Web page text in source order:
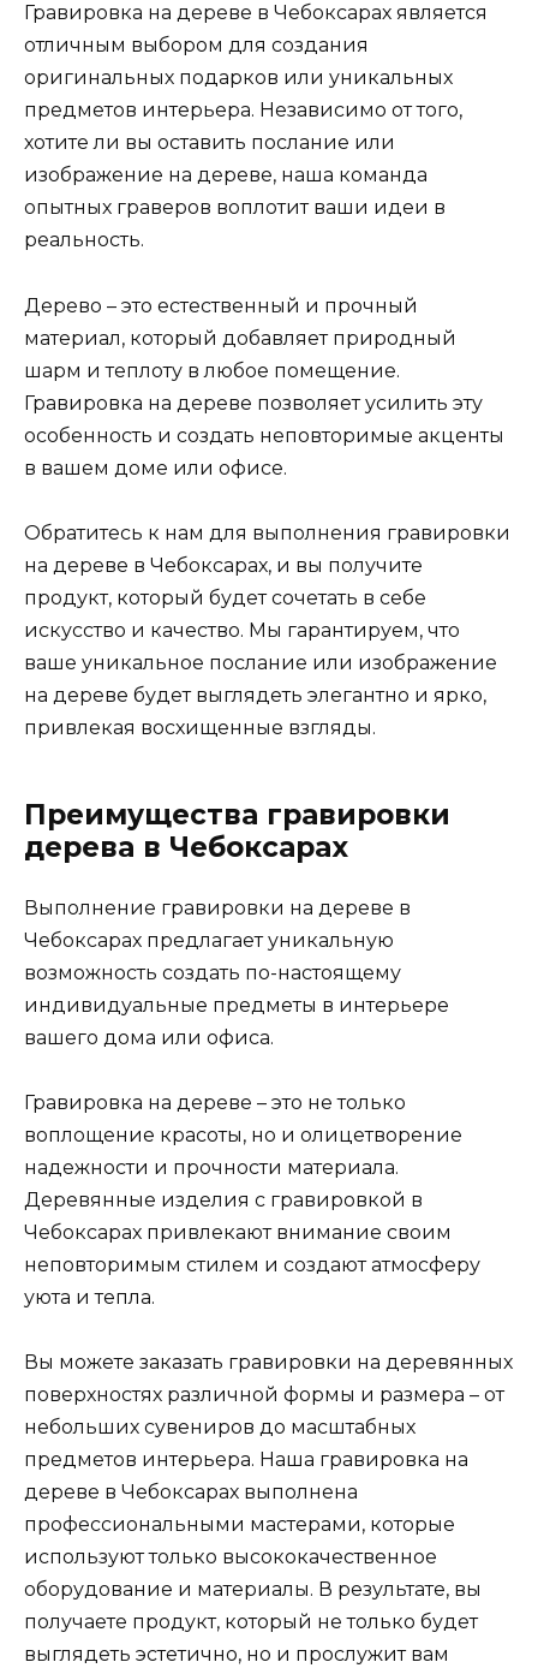
Гравировка на дереве в Чебоксарах является
отличным выбором для создания
оригинальных подарков или уникальных
предметов интерьера. Независимо от того,
хотите ли вы оставить послание или
изображение на дереве, наша команда
опытных граверов воплотит ваши идеи в
реальность.
Дерево – это естественный и прочный
материал, который добавляет природный
шарм и теплоту в любое помещение.
Гравировка на дереве позволяет усилить эту
особенность и создать неповторимые акценты
в вашем доме или офисе.
Обратитесь к нам для выполнения гравировки
на дереве в Чебоксарах, и вы получите
продукт, который будет сочетать в себе
искусство и качество. Мы гарантируем, что
ваше уникальное послание или изображение
на дереве будет выглядеть элегантно и ярко,
привлекая восхищенные взгляды.
Преимущества гравировки
дерева в Чебоксарах
Выполнение гравировки на дереве в
Чебоксарах предлагает уникальную
возможность создать по-настоящему
индивидуальные предметы в интерьере
вашего дома или офиса.
Гравировка на дереве – это не только
воплощение красоты, но и олицетворение
надежности и прочности материала.
Деревянные изделия с гравировкой в
Чебоксарах привлекают внимание своим
неповторимым стилем и создают атмосферу
уюта и тепла.
Вы можете заказать гравировки на деревянных
поверхностях различной формы и размера – от
небольших сувениров до масштабных
предметов интерьера. Наша гравировка на
дереве в Чебоксарах выполнена
профессиональными мастерами, которые
используют только высококачественное
оборудование и материалы. В результате, вы
получаете продукт, который не только будет
выглядеть эстетично, но и прослужит вам